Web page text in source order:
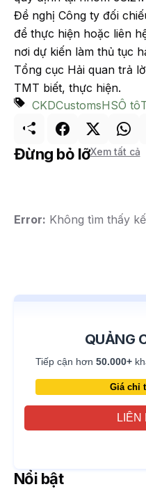
Đề nghị Công ty đối
để thực hiện hoặc liên
nơi dự kiến làm thủ tục
Tổng cục Hải quan trả
TMT biết, thực hiện.
CKDCustomsHSÔ tô
Đừng bỏ lỡXem tất cả
Error: Không tìm thấy
QUẢNG
Tiếp cận hơn 50.000+
Giá chỉ
LIÊN
Nổi bật